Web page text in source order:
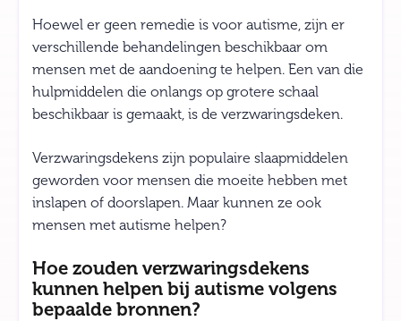
Hoewel er geen remedie is voor autisme, zijn er
verschillende behandelingen beschikbaar om
mensen met de aandoening te helpen. Een van die
hulpmiddelen die onlangs op grotere schaal
beschikbaar is gemaakt, is de verzwaringsdeken.
Verzwaringsdekens zijn populaire slaapmiddelen
geworden voor mensen die moeite hebben met
inslapen of doorslapen. Maar kunnen ze ook
mensen met autisme helpen?
Hoe zouden verzwaringsdekens
kunnen helpen bij autisme volgens
bepaalde bronnen?